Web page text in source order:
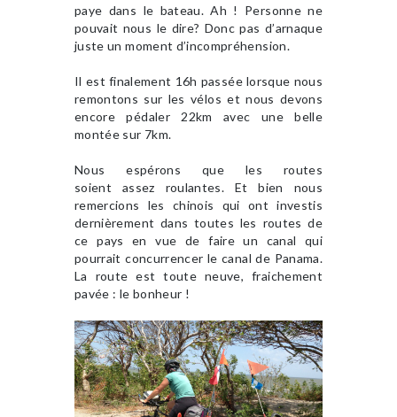
paye dans le bateau. Ah ! Personne ne
pouvait nous le dire? Donc pas d’arnaque
juste un moment d’incompréhension.
Il est finalement 16h passée lorsque nous
remontons sur les vélos et nous devons
encore pédaler 22km avec une belle
montée sur 7km.
Nous espérons que les routes
soient assez roulantes. Et bien nous
remercions les chinois qui ont investis
dernièrement dans toutes les routes de
ce pays en vue de faire un canal qui
pourrait concurrencer le canal de Panama.
La route est toute neuve, fraichement
pavée : le bonheur !